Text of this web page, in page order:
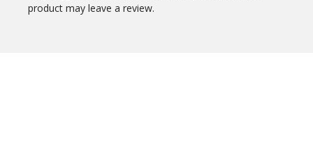
product may leave a review.